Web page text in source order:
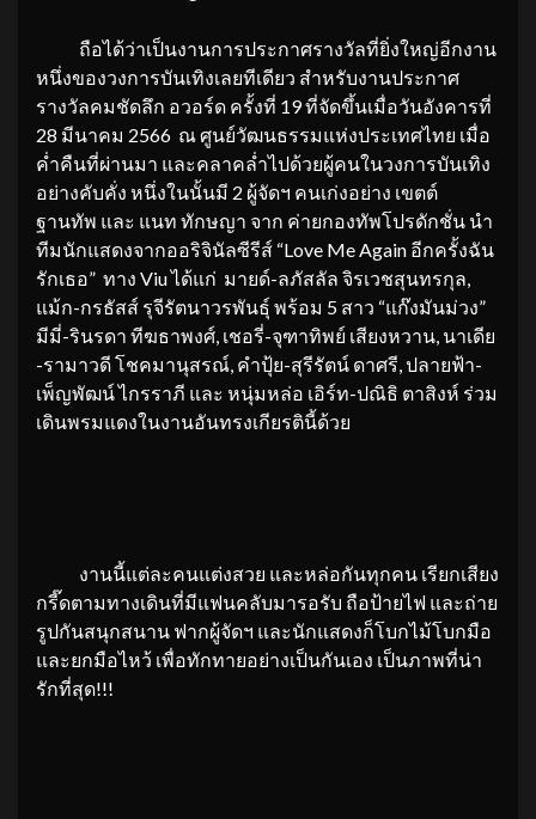
ถือได้ว่าเป็นงานการประกาศรางวัลที่ยิ่งใหญ่อีกงาน
หนึ่งของวงการบันเทิงเลยทีเดียว สำหรับงานประกาศ
รางวัลคมชัดลึก อวอร์ด ครั้งที่ 19 ที่จัดขึ้นเมื่อวันอังคารที่
28 มีนาคม 2566 ณ ศูนย์วัฒนธรรมแห่งประเทศไทย เมื่อ
ค่ำคืนที่ผ่านมา และคลาคล่ำไปด้วยผู้คนในวงการบันเทิง
อย่างคับคั่ง หนึ่งในนั้นมี 2 ผู้จัดฯ คนเก่งอย่าง เขตต์
ฐานทัพ และ แนท ทักษญา จาก ค่ายกองทัพโปรดักชั่น นำ
ทีมนักแสดงจากออริจินัลซีรีส์ “Love Me Again อีกครั้งฉัน
รักเธอ” ทาง Viu ได้แก่ มายด์-ลภัสลัล จิรเวชสุนทรกุล,
แม้ก-กรธัสส์ รุจีรัตนาวรพันธุ์ พร้อม 5 สาว “แก๊งมันม่วง”
มีมี่-รินรดา ทีฆธาพงศ์, เชอรี่-จุฑาทิพย์ เสียงหวาน, นาเดีย
-รามาวดี โชคมานุสรณ์, คำปุ้ย-สุรีรัตน์ ดาศรี, ปลายฟ้า-
เพ็ญพัฒน์ ไกรราภี และ หนุ่มหล่อ เอิร์ท-ปณิธิ ตาสิงห์ ร่วม
เดินพรมแดงในงานอันทรงเกียรตินี้ด้วย
งานนี้แต่ละคนแต่งสวย และหล่อกันทุกคน เรียกเสียง
กรี๊ดตามทางเดินที่มีแฟนคลับมารอรับ ถือป้ายไฟ และถ่าย
รูปกันสนุกสนาน ฟากผู้จัดฯ และนักแสดงก็โบกไม้โบกมือ
และยกมือไหว้ เพื่อทักทายอย่างเป็นกันเอง เป็นภาพที่น่า
รักที่สุด!!!